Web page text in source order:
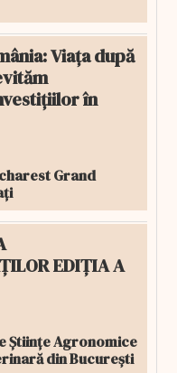
Viața după
în
Grand
EDIȚIA A
Științe Agronomice
din București